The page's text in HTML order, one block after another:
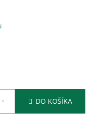
DO KOŠÍKA